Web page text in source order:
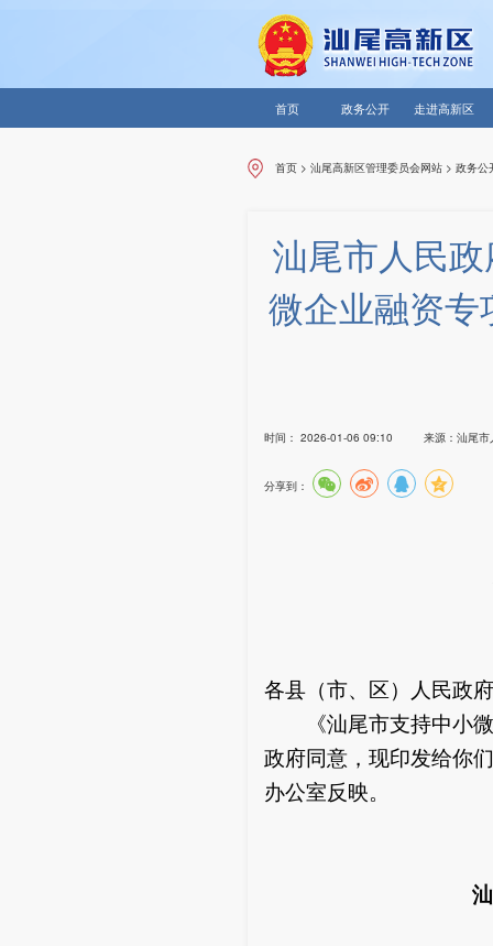
首页 政务公开 走进高新区
首页 >汕尾高新区管理委员会网站 >政务公
汕尾市人民
微企业融资
时间： 2026-01-06 09:10 来源： 汕尾市
分享到：
各县（市、区）人民政
《汕尾市支持中小微
政府同意，现印发给你
办公室反映。
汕